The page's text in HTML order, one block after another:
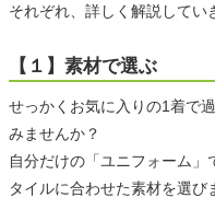
それぞれ、詳しく解説してい
【１】素材で選ぶ
せっかくお気に入りの1着で
みませんか？
自分だけの「ユニフォーム」
タイルに合わせた素材を選び